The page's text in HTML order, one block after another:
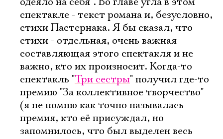
спектакле - текст романа и, безусловно,
стихи Пастернака. Я бы сказал, что
стихи - отдельная, очень важная
составляющая этого спектакля и не
важно, кто их произносит. Когда-то
спектакль "Три сестры" получил где-то
премию "За коллективное творчество"
(я не помню как точно называлась
премия, кто её присуждал, но
запомнилось, что был выделен весь